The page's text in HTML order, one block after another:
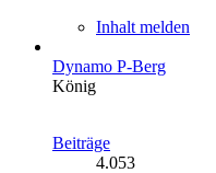
Inhalt melden
Dynamo P-Berg
König
Beiträge
4.053